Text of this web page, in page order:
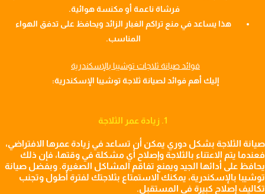
فرشاة ناعمة أو مكنسة هوائية.
هذا يساعد في منع تراكم الغبار الزائد ويحافظ على تدفق الهواء
المناسب.
فوائد صيانة ثلاجات توشيبا بالإسكندرية
إليك أهم فوائد لصيانة ثلاجة توشيبا الإسكندرية:
1. زيادة عمر الثلاجة
صيانة الثلاجة بشكل دوري يمكن أن تساعد في زيادة عمرها الافتراضي،
فعندما يتم الاعتناء بالثلاجة وإصلاح أي مشكلة في وقتها، فإن ذلك
يحافظ على أدائها الجيد ويمنع تفاقم المشاكل الصغيرة. وبفضل صيانة
توشيبا بالإسكندرية، يمكنك الاستمتاع بثلاجتك لفترة أطول وتجنب
تكاليف إصلاح كبيرة في المستقبل.